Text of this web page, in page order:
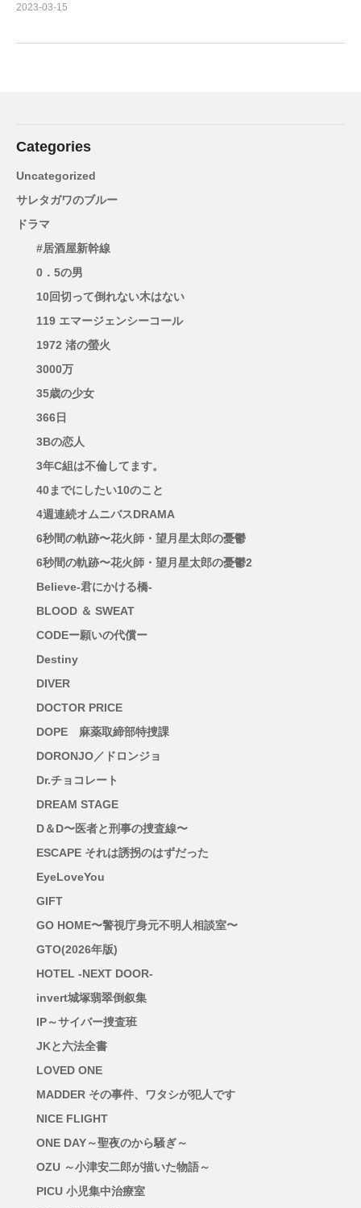
2023-03-15
Categories
Uncategorized
サレタガワのブルー
ドラマ
#居酒屋新幹線
0．5の男
10回切って倒れない木はない
119 エマージェンシーコール
1972 渚の螢火
3000万
35歳の少女
366日
3Bの恋人
3年C組は不倫してます。
40までにしたい10のこと
4週連続オムニバスDRAMA
6秒間の軌跡〜花火師・望月星太郎の憂鬱
6秒間の軌跡〜花火師・望月星太郎の憂鬱2
Believe-君にかける橋-
BLOOD ＆ SWEAT
CODEー願いの代償ー
Destiny
DIVER
DOCTOR PRICE
DOPE 麻薬取締部特捜課
DORONJO／ドロンジョ
Dr.チョコレート
DREAM STAGE
D＆D〜医者と刑事の捜査線〜
ESCAPE それは誘拐のはずだった
EyeLoveYou
GIFT
GO HOME〜警視庁身元不明人相談室〜
GTO(2026年版)
HOTEL -NEXT DOOR-
invert城塚翡翠倒叙集
IP～サイバー捜査班
JKと六法全書
LOVED ONE
MADDER その事件、ワタシが犯人です
NICE FLIGHT
ONE DAY～聖夜のから騒ぎ～
OZU ～小津安二郎が描いた物語～
PICU 小児集中治療室